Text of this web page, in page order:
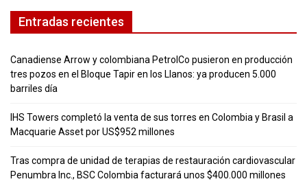
Entradas recientes
Canadiense Arrow y colombiana PetrolCo pusieron en producción
tres pozos en el Bloque Tapir en los Llanos: ya producen 5.000
barriles día
IHS Towers completó la venta de sus torres en Colombia y Brasil a
Macquarie Asset por US$952 millones
Tras compra de unidad de terapias de restauración cardiovascular
Penumbra Inc., BSC Colombia facturará unos $400.000 millones